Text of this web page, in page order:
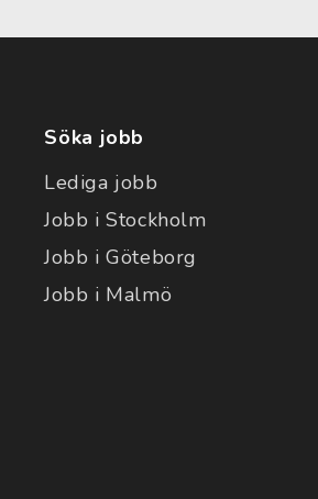
Söka jobb
Lediga jobb
Jobb i Stockholm
Jobb i Göteborg
Jobb i Malmö